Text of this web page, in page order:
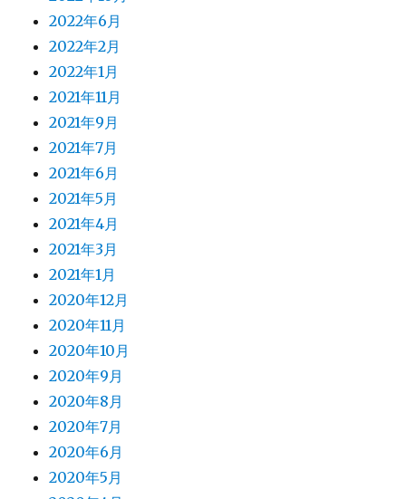
2022年6月
2022年2月
2022年1月
2021年11月
2021年9月
2021年7月
2021年6月
2021年5月
2021年4月
2021年3月
2021年1月
2020年12月
2020年11月
2020年10月
2020年9月
2020年8月
2020年7月
2020年6月
2020年5月